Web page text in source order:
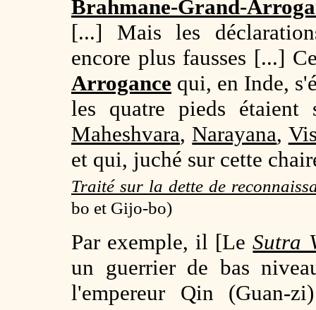
Brahmane-Grand-
[...] Mais les
encore plus fausses [...]
Arrogance qui, en Inde,
les quatre pieds étaient
Maheshvara, Narayana,
et qui, juché sur cette
Traité sur la dette de
bo et Gijo-bo)
Par exemple, il [LeSutra
un guerrier de bas
l'empereur Qin (Guan-